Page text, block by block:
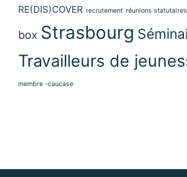
RE(DIS)COVER recrutement réunions statutaires
box Strasbourg
Travailleurs de
membre -caucase